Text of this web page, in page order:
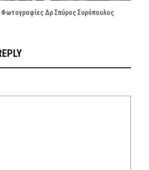
Δρ Σπύρος Συρόπουλος